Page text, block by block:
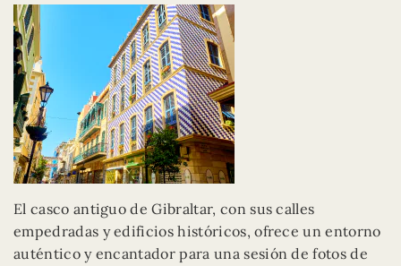
El casco antiguo de Gibraltar, con sus calles
empedradas y edificios históricos, ofrece un entorno
auténtico y encantador para una sesión de fotos de